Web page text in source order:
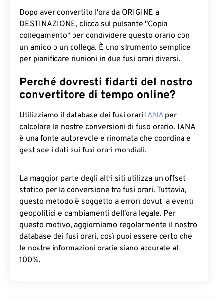
Dopo aver convertito l'ora da ORIGINE a
DESTINAZIONE, clicca sul pulsante "Copia
collegamento" per condividere questo orario con
un amico o un collega. È uno strumento semplice
per pianificare riunioni in due fusi orari diversi.
Perché dovresti fidarti del nostro
convertitore di tempo online?
Utilizziamo il database dei fusi orari IANA per
calcolare le nostre conversioni di fuso orario. IANA
è una fonte autorevole e rinomata che coordina e
gestisce i dati sui fusi orari mondiali.
La maggior parte degli altri siti utilizza un offset
statico per la conversione tra fusi orari. Tuttavia,
questo metodo è soggetto a errori dovuti a eventi
geopolitici e cambiamenti dell'ora legale. Per
questo motivo, aggiorniamo regolarmente il nostro
database dei fusi orari, così puoi essere certo che
le nostre informazioni orarie siano accurate al
100%.